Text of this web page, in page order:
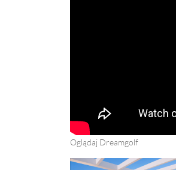
Oglądaj Dreamgolf